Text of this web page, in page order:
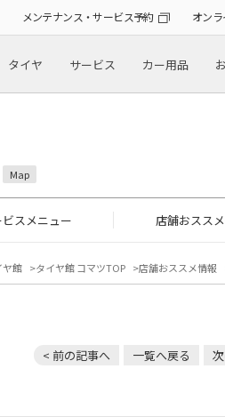
メンテナンス・サービス予約 オン
タイヤ サービス カー用品
Map
ビスメニュー 店舗おスス
ヤ館 タイヤ館 コマツTOP 店舗おススメ情報
< 前の記事へ 一覧へ戻る